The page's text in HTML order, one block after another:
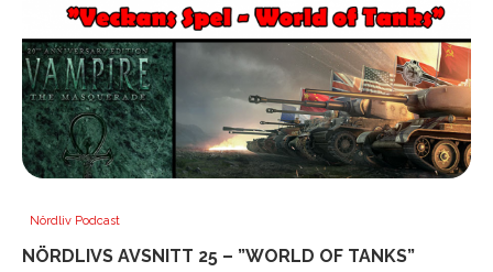
Nördliv Podcast
NÖRDLIVS AVSNITT 25 – ”WORLD OF TANKS”